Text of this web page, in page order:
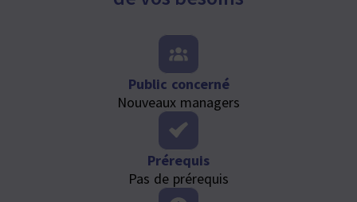
Public concerné
Nouveaux managers
Prérequis
Pas de prérequis